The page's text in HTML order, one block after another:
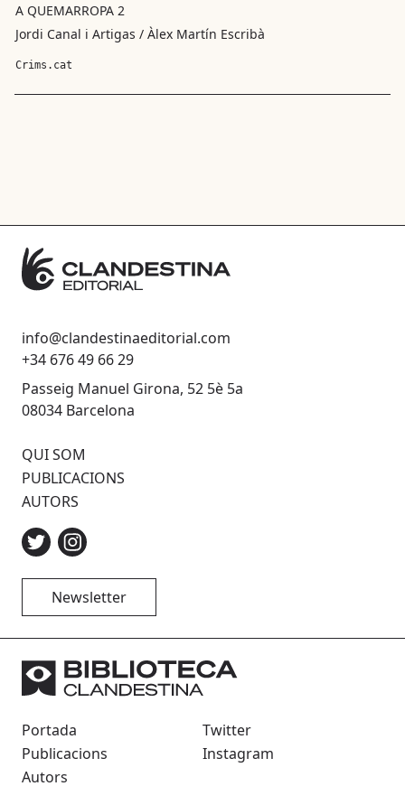
A QUEMARROPA 2
Jordi Canal i Artigas / Àlex Martín Escribà
Crims.cat
info@clandestinaeditorial.com
+34 676 49 66 29
Passeig Manuel Girona, 52 5è 5a
08034 Barcelona
QUI SOM
PUBLICACIONS
AUTORS
Newsletter
Portada
Publicacions
Autors
Twitter
Instagram